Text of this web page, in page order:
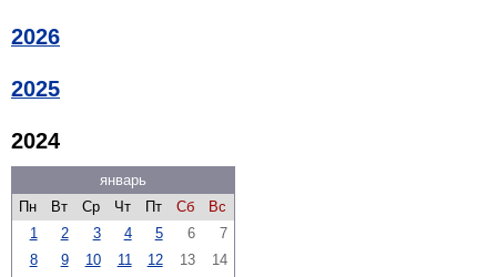
2026
2025
2024
январь
Пн
Вт Ср Чт Пт Сб
Вс
1
2 3 4 5 6
7
8
9 10 11 12 13
14